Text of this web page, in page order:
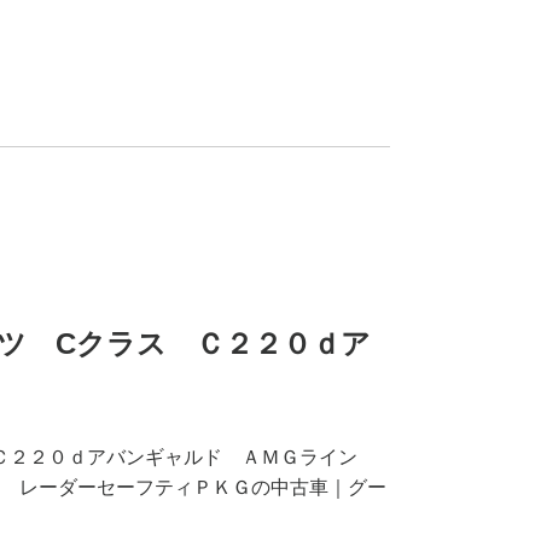
ツ Cクラス Ｃ２２０ｄア
２２０ｄアバンギャルド ＡＭＧライン
レーダーセーフティＰＫＧの中古車｜グー